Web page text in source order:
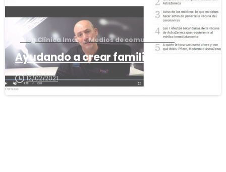
Blog Clínica Imar Medios de comunicación
Ayudando a crear familias
12/02/2021